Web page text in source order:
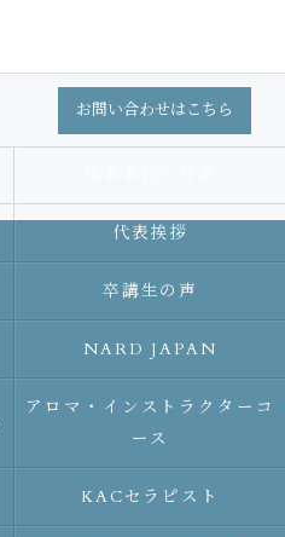
お問い合わせはこちら
代表挨拶
卒講生の声
NARD JAPAN
アロマ・インストラクターコ
ース
KACセラピスト